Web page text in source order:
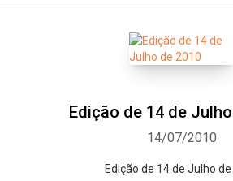
Edição de 14 de
14/07/2010
Edição de 14 de Julho